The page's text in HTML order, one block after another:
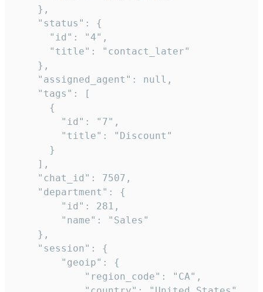
    },
    "status": {
      "id": "4",
      "title": "contact_later"
    },
    "assigned_agent": null,
    "tags": [
      {
        "id": "7",
        "title": "Discount"
      }
    ],
    "chat_id": 7507,
    "department": {
        "id": 281,
        "name": "Sales"
    },
    "session": {
        "geoip": {
            "region_code": "CA",